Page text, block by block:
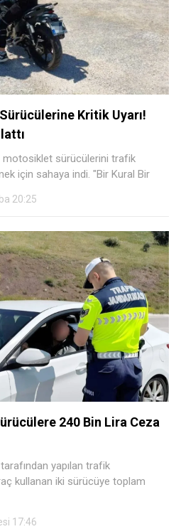
Kritik Uyarı!
motosiklet sürücülerini trafik
için sahaya indi. "Bir Kural Bir
20:25
240 Bin Lira Ceza
yapılan trafik
kullanan iki sürücüye toplam
17:46